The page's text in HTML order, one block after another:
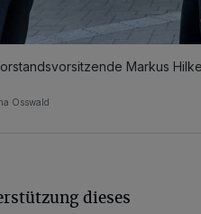
Markus
Osswald
dieses